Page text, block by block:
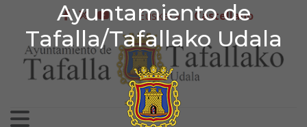
Ayuntamiento de
Tafalla/Tafallako Udala
Ir al contenido
Ayuntamiento de
facebook
twitter
youtube
Euskera Castellano